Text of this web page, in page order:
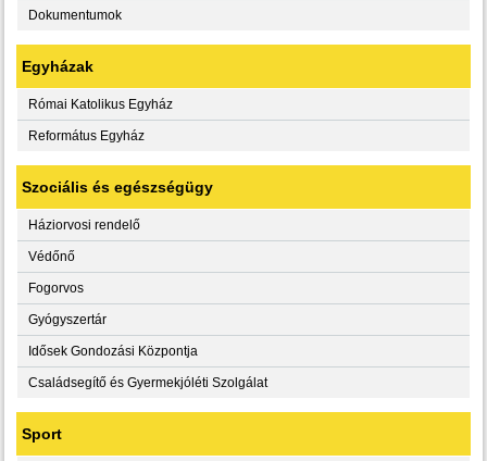
Dokumentumok
Egyházak
Római Katolikus Egyház
Református Egyház
Szociális és egészségügy
Háziorvosi rendelő
Védőnő
Fogorvos
Gyógyszertár
Idősek Gondozási Központja
Családsegítő és Gyermekjóléti Szolgálat
Sport